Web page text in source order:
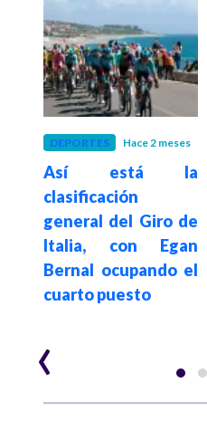
DEPORTES Hace 2 meses
Así está la
clasificación
general del Giro de
Italia, con Egan
Bernal ocupando el
cuarto puesto
‹